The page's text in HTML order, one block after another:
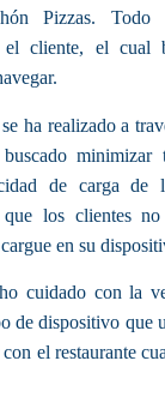
Pizzas.
el cliente, el cual
ha realizado a
minimizar
de carga de
que los clientes
en su
cuidado con la
de dispositivo que
el restaurante